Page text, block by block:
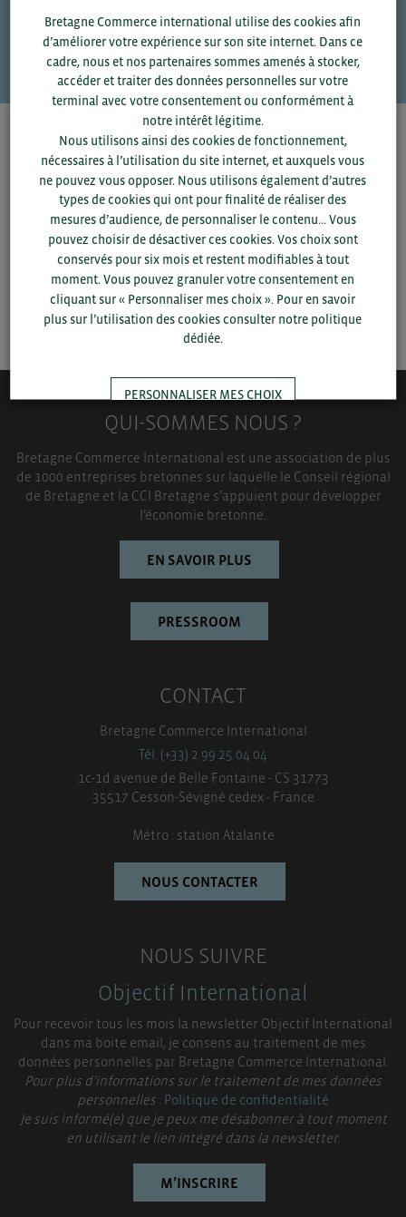
Une question ?
VOS CONTACTS
Pour voir les contacts, merci de renseigner votre
département et votre secteurou connectez-vous.
SAUVEGARDER
QUI-SOMMES NOUS ?
Bretagne Commerce International est une association de plus
de 1000 entreprises bretonnes sur laquelle le Conseil régional
de Bretagne et la CCI Bretagne s’appuient pour développer
l’économie bretonne.
EN SAVOIR PLUS
PRESSROOM
CONTACT
Bretagne Commerce International
Tél. (+33) 2 99 25 04 04
1c-1d avenue de Belle Fontaine - CS 31773
35517 Cesson-Sévigné cedex - France
Métro : station Atalante
NOUS CONTACTER
NOUS SUIVRE
Objectif International
Pour recevoir tous les mois la newsletter Objectif International
dans ma boite email, je consens au traitement de mes
données personnelles par Bretagne Commerce International.
Pour plus d’informations sur le traitement de mes données
personnelles :Politique de confidentialité
Je suis informé(e) que je peux me désabonner à tout moment
en utilisant le lien intégré dans la newsletter.
M’INSCRIRE
Bretagne Commerce international utilise des cookies afin
d’améliorer votre expérience sur son site internet. Dans ce
cadre, nous et nos partenaires sommes amenés à stocker,
accéder et traiter des données personnelles sur votre
terminal avec votre consentement ou conformément à
notre intérêt légitime.
Nous utilisons ainsi des cookies de fonctionnement,
nécessaires à l’utilisation du site internet, et auxquels vous
ne pouvez vous opposer. Nous utilisons également d’autres
types de cookies qui ont pour finalité de réaliser des
mesures d’audience, de personnaliser le contenu... Vous
pouvez choisir de désactiver ces cookies. Vos choix sont
conservés pour six mois et restent modifiables à tout
moment. Vous pouvez granuler votre consentement en
cliquant sur « Personnaliser mes choix ». Pour en savoir
plus sur l’utilisation des cookies consulter notre politique
dédiée.
PERSONNALISER MES CHOIX
TOUT ACCEPTER